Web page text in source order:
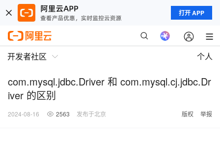
打开 APP
开发者社区 个人
com.mysql.jdbc.Driver 和 com.mysql.cj.jdbc.Dr
iver 的区别
2024-08-16 2563 发布于北京 版权 举报